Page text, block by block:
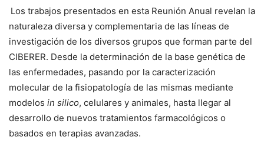
Los trabajos presentados en esta Reunión Anual revelan la
naturaleza diversa y complementaria de las líneas de
investigación de los diversos grupos que forman parte del
CIBERER. Desde la determinación de la base genética de
las enfermedades, pasando por la caracterización
molecular de la fisiopatología de las mismas mediante
modelos in silico, celulares y animales, hasta llegar al
desarrollo de nuevos tratamientos farmacológicos o
basados en terapias avanzadas.